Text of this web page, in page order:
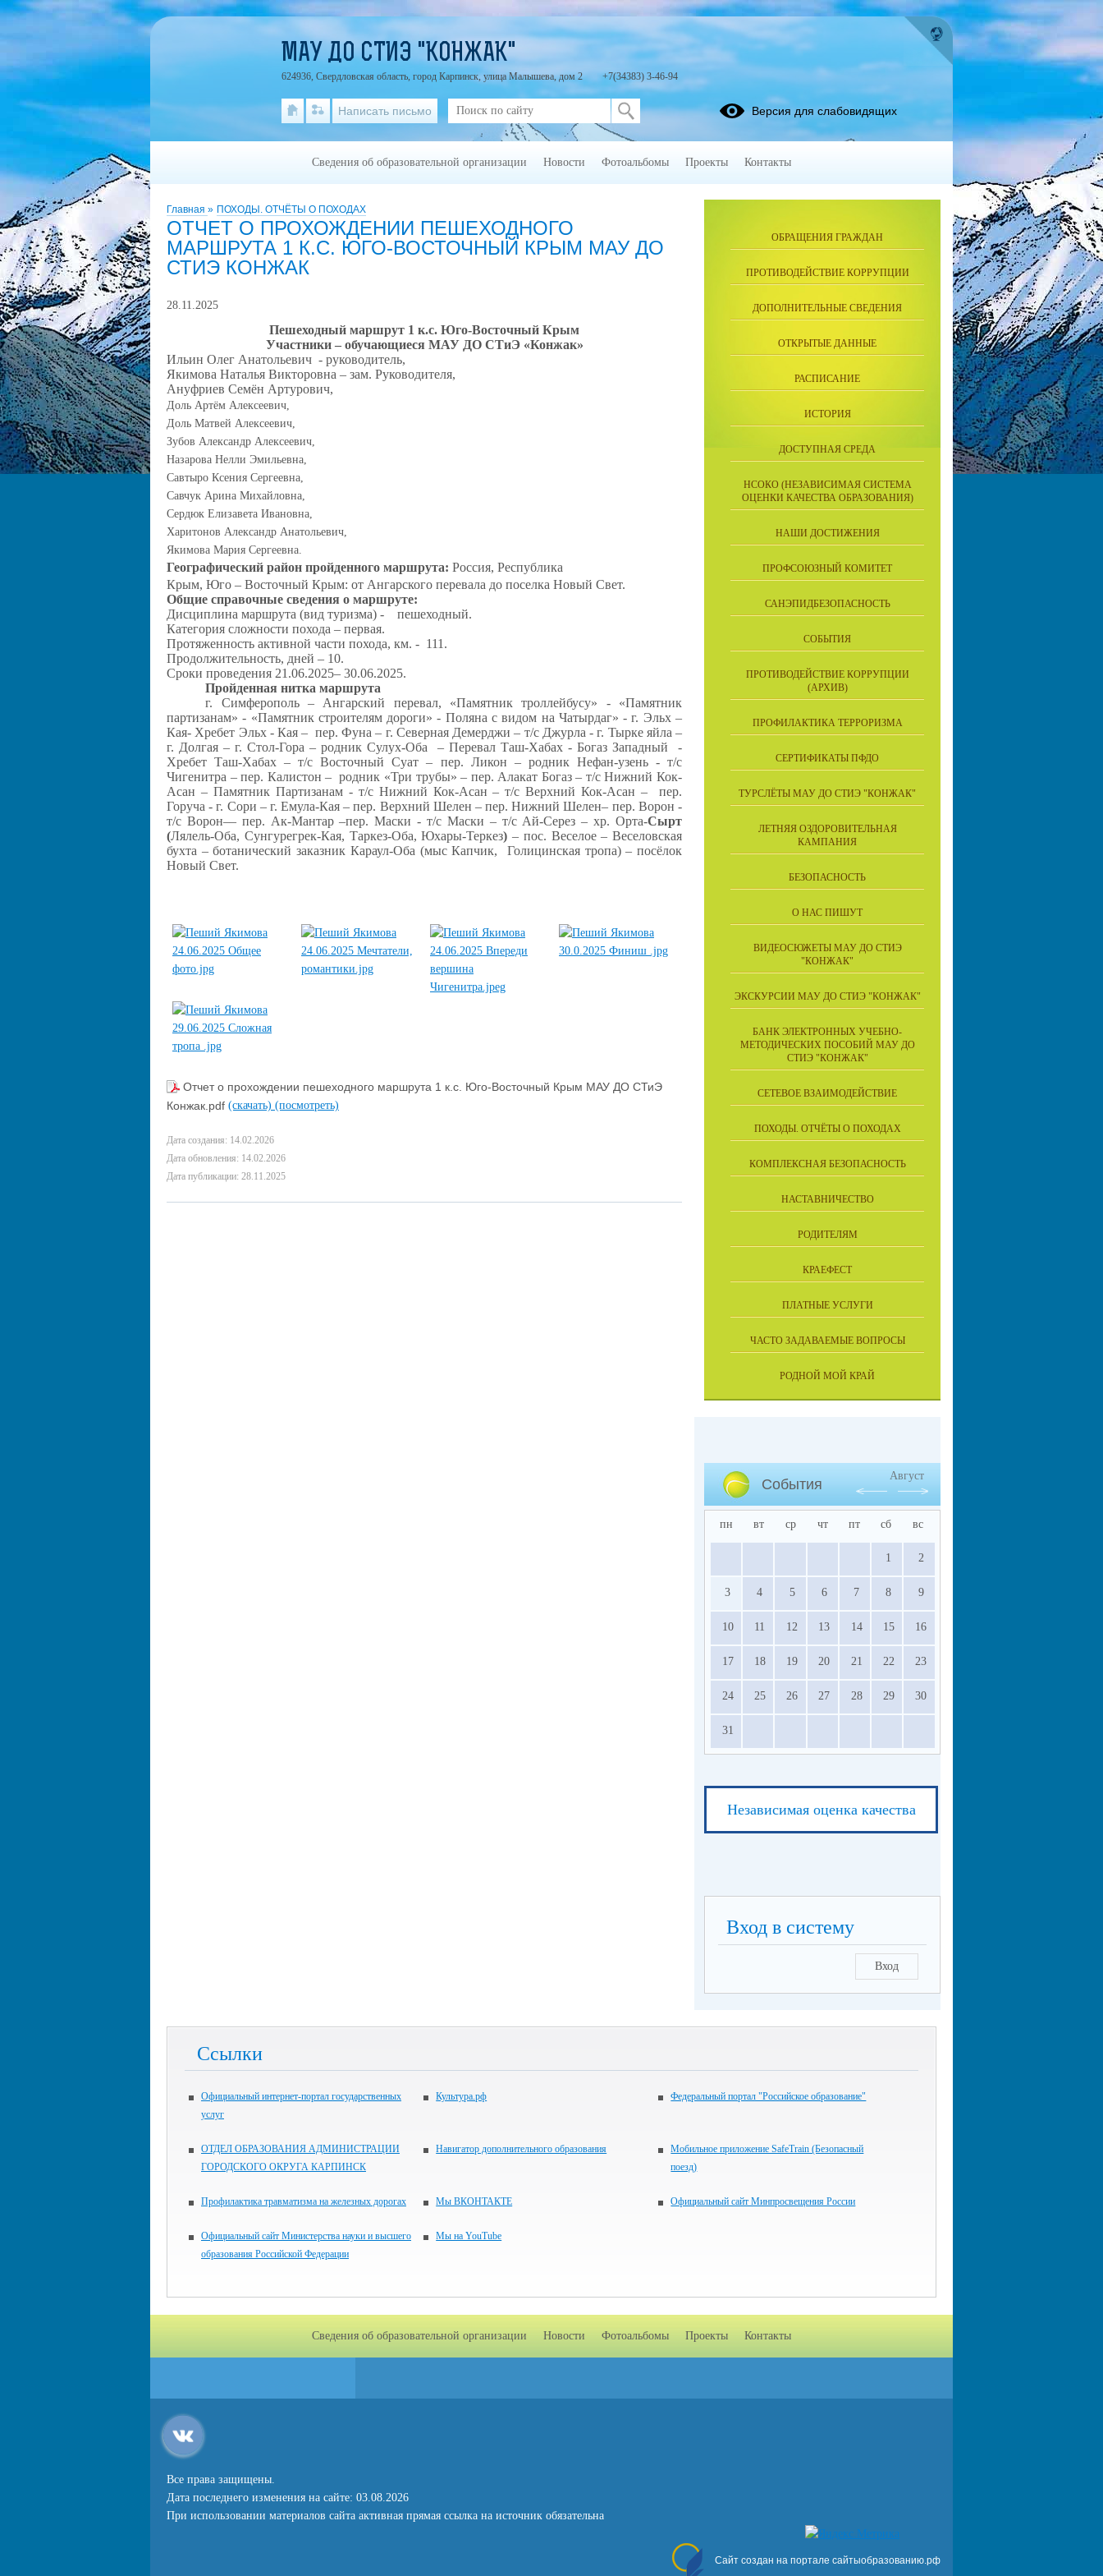
Главная » ПОХОДЫ. ОТЧЁТЫ О ПОХОДАХ
ОТЧЕТ О ПРОХОЖДЕНИИ ПЕШЕХОДНОГО
МАРШРУТА 1 К.С. ЮГО-ВОСТОЧНЫЙ КРЫМ МАУ ДО
СТИЭ КОНЖАК
28.11.2025
Пешеходный маршрут 1 к.с. Юго-Восточный Крым
Участники – обучающиеся МАУ ДО СТиЭ «Конжак»
Ильин Олег Анатольевич - руководитель,
Якимова Наталья Викторовна – зам. Руководителя,
Ануфриев Семён Артурович,
Доль Артём Алексеевич,
Доль Матвей Алексеевич,
Зубов Александр Алексеевич,
Назарова Нелли Эмильевна,
Савтыро Ксения Сергеевна,
Савчук Арина Михайловна,
Сердюк Елизавета Ивановна,
Харитонов Александр Анатольевич,
Якимова Мария Сергеевна.
Географический район пройденного маршрута: Россия, Республика
Крым, Юго – Восточный Крым: от Ангарского перевала до поселка Новый Свет.
Общие справочные сведения о маршруте:
Дисциплина маршрута (вид туризма) - пешеходный.
Категория сложности похода – первая.
Протяженность активной части похода, км. - 111.
Продолжительность, дней – 10.
Сроки проведения 21.06.2025– 30.06.2025.
Пройденная нитка маршрута
г. Симферополь – Ангарский перевал, «Памятник троллейбусу» - «Памятник
партизанам» - «Памятник строителям дороги» - Поляна с видом на Чатырдаг» - г. Эльх –
Кая- Хребет Эльх - Кая – пер. Фуна – г. Северная Демерджи – т/с Джурла - г. Тырке яйла –
г. Долгая – г. Стол-Гора – родник Сулух-Оба – Перевал Таш-Хабах - Богаз Западный -
Хребет Таш-Хабах – т/с Восточный Суат – пер. Ликон – родник Нефан-узень - т/с
Чигенитра – пер. Калистон – родник «Три трубы» – пер. Алакат Богаз – т/с Нижний Кок-
Асан – Памятник Партизанам - т/с Нижний Кок-Асан – т/с Верхний Кок-Асан – пер.
Горуча - г. Сори – г. Емула-Кая – пер. Верхний Шелен – пер. Нижний Шелен– пер. Ворон -
т/с Ворон–– пер. Ак-Мантар –пер. Маски - т/с Маски – т/с Ай-Серез – хр. Орта-Сырт
(Лялель-Оба, Сунгурегрек-Кая, Таркез-Оба, Юхары-Теркез) – пос. Веселое – Веселовская
бухта – ботанический заказник Караул-Оба (мыс Капчик, Голицинская тропа) – посёлок
Новый Свет.
Отчет о прохождении пешеходного маршрута 1 к.с. Юго-Восточный Крым МАУ ДО СТиЭ
Конжак.pdf (скачать) (посмотреть)
Дата создания: 14.02.2026
Дата обновления: 14.02.2026
Дата публикации: 28.11.2025
ОБРАЩЕНИЯ ГРАЖДАН
ПРОТИВОДЕЙСТВИЕ КОРРУПЦИИ
ДОПОЛНИТЕЛЬНЫЕ СВЕДЕНИЯ
ОТКРЫТЫЕ ДАННЫЕ
РАСПИСАНИЕ
ИСТОРИЯ
ДОСТУПНАЯ СРЕДА
НСОКО (НЕЗАВИСИМАЯ СИСТЕМА
ОЦЕНКИ КАЧЕСТВА ОБРАЗОВАНИЯ)
НАШИ ДОСТИЖЕНИЯ
ПРОФСОЮЗНЫЙ КОМИТЕТ
САНЭПИДБЕЗОПАСНОСТЬ
СОБЫТИЯ
ПРОТИВОДЕЙСТВИЕ КОРРУПЦИИ
(АРХИВ)
ПРОФИЛАКТИКА ТЕРРОРИЗМА
СЕРТИФИКАТЫ ПФДО
ТУРСЛЁТЫ МАУ ДО СТИЭ "КОНЖАК"
ЛЕТНЯЯ ОЗДОРОВИТЕЛЬНАЯ
КАМПАНИЯ
БЕЗОПАСНОСТЬ
О НАС ПИШУТ
ВИДЕОСЮЖЕТЫ МАУ ДО СТИЭ
"КОНЖАК"
ЭКСКУРСИИ МАУ ДО СТИЭ "КОНЖАК"
БАНК ЭЛЕКТРОННЫХ УЧЕБНО-
МЕТОДИЧЕСКИХ ПОСОБИЙ МАУ ДО
СТИЭ "КОНЖАК"
СЕТЕВОЕ ВЗАИМОДЕЙСТВИЕ
ПОХОДЫ. ОТЧЁТЫ О ПОХОДАХ
КОМПЛЕКСНАЯ БЕЗОПАСНОСТЬ
НАСТАВНИЧЕСТВО
РОДИТЕЛЯМ
КРАЕФЕСТ
ПЛАТНЫЕ УСЛУГИ
ЧАСТО ЗАДАВАЕМЫЕ ВОПРОСЫ
РОДНОЙ МОЙ КРАЙ
События
Август
пн вт ср чт пт сб вс
1 2
3 4 5 6 7 8 9
10 11 12 13 14 15 16
17 18 19 20 21 22 23
24 25 26 27 28 29 30
31
Независимая оценка качества
Вход в систему
Вход
Ссылки
Официальный интернет-портал государственных
услуг
Культура.рф Федеральный портал "Российское образование"
ОТДЕЛ ОБРАЗОВАНИЯ АДМИНИСТРАЦИИ
ГОРОДСКОГО ОКРУГА КАРПИНСК
Навигатор дополнительного образования
Мобильное приложение SafeTrain (Безопасный
поезд)
Профилактика травматизма на железных дорогах Мы ВКОНТАКТЕ Официальный сайт Минпросвещения России
Официальный сайт Министерства науки и высшего
образования Российской Федерации
Мы на YouTube
МАУ ДО СТИЭ "КОНЖАК"
624936, Свердловская область, город Карпинск, улица Малышева, дом 2 +7(34383) 3-46-94
Написать письмо Версия для слабовидящих
Сведения об образовательной организации Новости Фотоальбомы Проекты Контакты
Сведения об образовательной организации Новости Фотоальбомы Проекты Контакты
Все права защищены.
Дата последнего изменения на сайте: 03.08.2026
При использовании материалов сайта активная прямая ссылка на источник обязательна
Сайт создан на портале сайтыобразованию.рф